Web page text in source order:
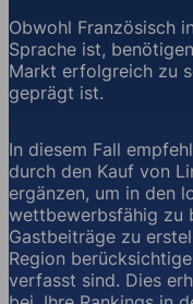
Obwohl Französisch
Sprache ist,
Markt erfolgreich zu
geprägt ist.
In diesem Fall
durch den Kauf von
ergänzen, um in den
wettbewerbsfähig zu
Gastbeiträge zu
Region
verfasst sind. Dies